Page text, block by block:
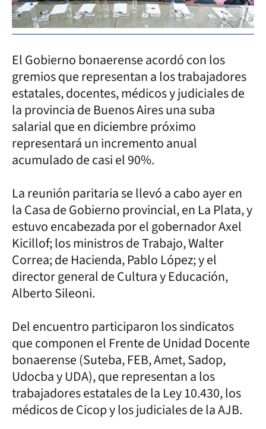
El Gobierno bonaerense acordó con los
gremios que representan a los trabajadores
estatales, docentes, médicos y judiciales de
la provincia de Buenos Aires una suba
salarial que en diciembre próximo
representará un incremento anual
acumulado de casi el 90%.
La reunión paritaria se llevó a cabo ayer en
la Casa de Gobierno provincial, en La Plata, y
estuvo encabezada por el gobernador Axel
Kicillof; los ministros de Trabajo, Walter
Correa; de Hacienda, Pablo López; y el
director general de Cultura y Educación,
Alberto Sileoni.
Del encuentro participaron los sindicatos
que componen el Frente de Unidad Docente
bonaerense (Suteba, FEB, Amet, Sadop,
Udocba y UDA), que representan a los
trabajadores estatales de la Ley 10.430, los
médicos de Cicop y los judiciales de la AJB.